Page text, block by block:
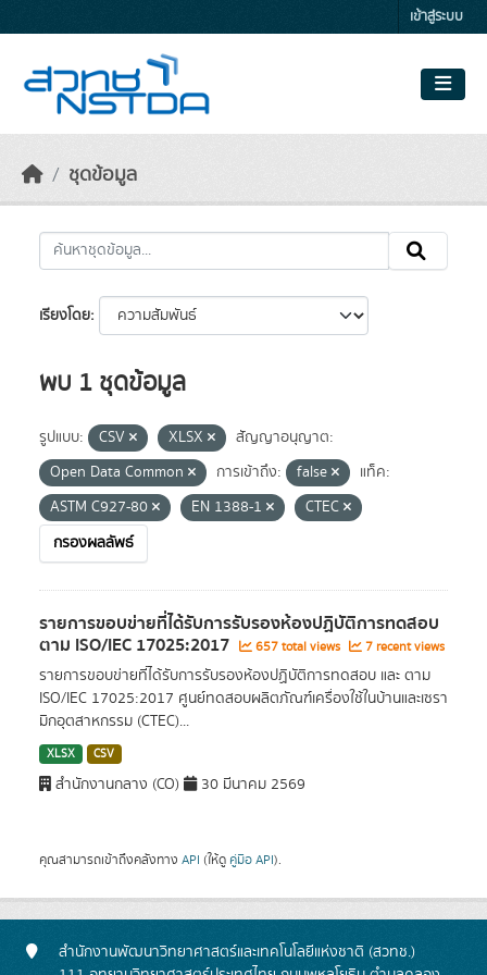
เข้าสู่ระบบ
ชุดข้อมูล
เรียงโดย
พบ 1 ชุดข้อมูล
รูปแบบ: CSV XLSX
สัญญาอนุญาต:
Open Data Common
การเข้าถึง: false
แท็ค:
ASTM C927-80
EN 1388-1
CTEC
กรองผลลัพธ์
รายการขอบข่ายที่ได้รับการรับรองห้องปฏิบัติการทดสอบ
ตาม ISO/IEC 17025:2017 657 total views 7 recent views
รายการขอบข่ายที่ได้รับการรับรองห้องปฏิบัติการทดสอบ และ ตาม
ISO/IEC 17025:2017 ศูนย์ทดสอบผลิตภัณฑ์เครื่องใช้ในบ้านและเซรา
มิกอุตสาหกรรม (CTEC)...
XLSX CSV
สำนักงานกลาง (CO) 30 มีนาคม 2569
คุณสามารถเข้าถึงคลังทาง API (ให้ดู คู่มือ API).
สำนักงานพัฒนาวิทยาศาสตร์และเทคโนโลยีแห่งชาติ (สวทช.)